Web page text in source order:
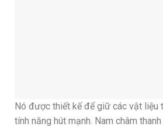
Nó được thiết kế để giữ các vật liệu
tính năng hút mạnh. Nam châm